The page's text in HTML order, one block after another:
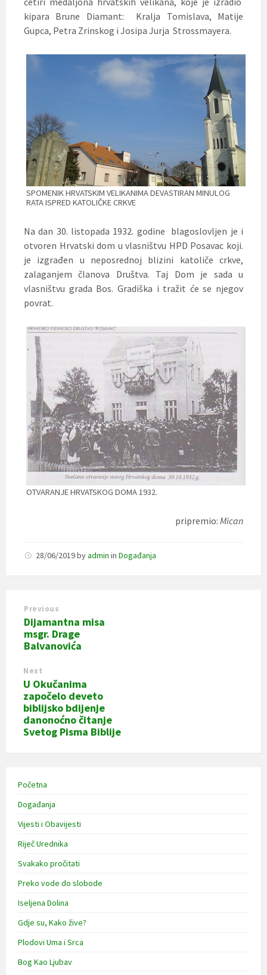
kipara Brune Diamant: Kralja Tomislava, Matije
Gupca, Petra Zrinskog i Josipa Jurja Strossmayera.
SPOMENIK HRVATSKIM VELIKANIMA DEVASTIRAN MINULOG
RATA ISPRED KATOLIČKE CRKVE
Na dan 30. listopada 1932. godine blagoslovljen je i
otvoren Hrvatski dom u vlasništvu HPD Posavac koji.
je izgrađen u neposrednoj blizini katoliče crkve,
zalaganjem članova Društva. Taj Dom je sada u
vlasništvu grada Bos. Gradiška i tražit će se njegov
povrat.
OTVARANJE HRVATSKOG DOMA 1932.
pripremio: Mican
28/06/2019byadmin in Događanja
Previous
Dijamantna misa
msgr. Drage
Balvanovića
Next
U Okučanima
započelo deveto
biblijsko bdijenje
danonoćno čitanje
Svetog Pisma Biblije
Početna
Događanja
Vijesti i Obavijesti
Riječ Urednika
Svakako pročitati
Preko vode do slobode
Iseljena Dolina
Gdje su, Kako žive?
Plodovi Uma i Srca
Bog Kao Ljubav